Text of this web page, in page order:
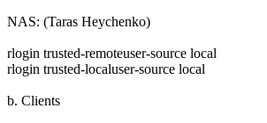
NAS: (Taras Heychenko)
rlogin trusted-remoteuser-source local
rlogin trusted-localuser-source local
b. Clients